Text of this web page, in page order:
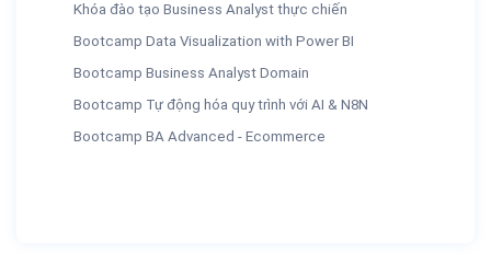
Khóa đào tạo Business Analyst thực chiến
Bootcamp Data Visualization with Power BI
Bootcamp Business Analyst Domain
Bootcamp Tự động hóa quy trình với AI & N8N
Bootcamp BA Advanced - Ecommerce